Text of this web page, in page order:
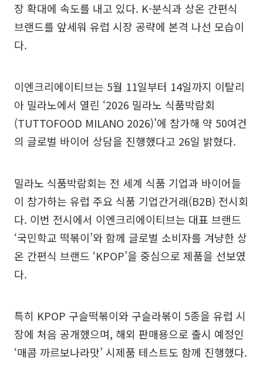
장 확대에 속도를 내고 있다. K-분식과 상온 간편식
브랜드를 앞세워 유럽 시장 공략에 본격 나선 모습이
다.
이엔크리에이티브는 5월 11일부터 14일까지 이탈리
아 밀라노에서 열린 ‘2026 밀라노 식품박람회
(TUTTOFOOD MILANO 2026)’에 참가해 약 50여건
의 글로벌 바이어 상담을 진행했다고 26일 밝혔다.
밀라노 식품박람회는 전 세계 식품 기업과 바이어들
이 참가하는 유럽 주요 식품 기업간거래(B2B) 전시회
다. 이번 전시에서 이엔크리에이티브는 대표 브랜드
‘국민학교 떡볶이’와 함께 글로벌 소비자를 겨냥한 상
온 간편식 브랜드 ‘KPOP’을 중심으로 제품을 선보였
다.
특히 KPOP 구슬떡볶이와 구슬라볶이 5종을 유럽 시
장에 처음 공개했으며, 해외 판매용으로 출시 예정인
‘매콤 까르보나라맛’ 시제품 테스트도 함께 진행했다.